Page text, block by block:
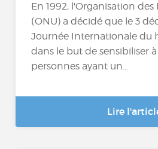
En 1992, l'Organisation
(ONU) a décidé que le 3
Journée Internationale du
dans le but de sensibiliser
personnes ayant un...
Lire